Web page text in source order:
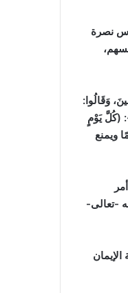
نصرة
وَقَالُوا:
: (كُلَّ يَوْمٍ
ويمنع
-تعالى-
الإيمان